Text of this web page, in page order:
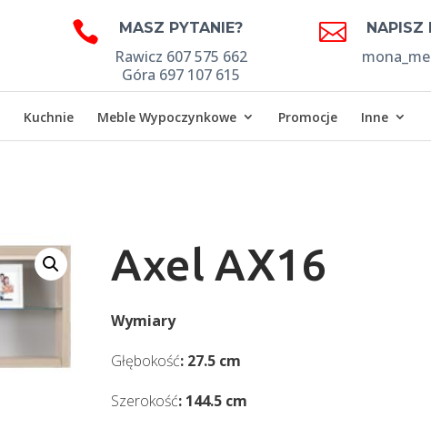
 MASZ PYTANIE?
Rawicz 607 575 662
Góra 697 107 615
 NAPISZ
Kuchnie Meble Wypoczynkowe Promocje Inne
Axel AX16
Wymiary
Głębokość: 27.5 cm
Szerokość: 144.5 cm